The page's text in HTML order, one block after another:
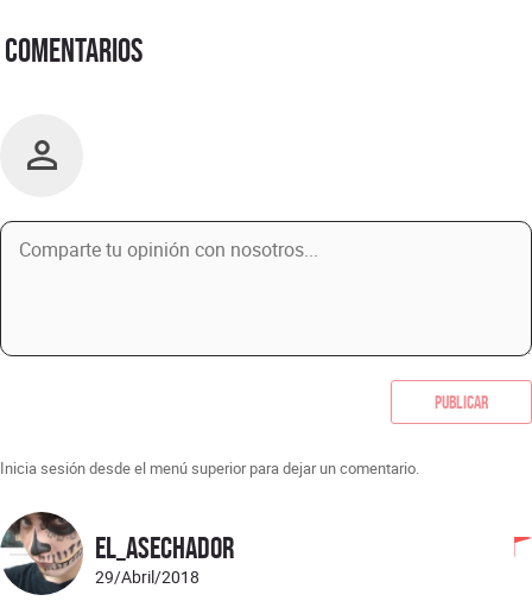
Comentarios
Publicar
Inicia sesión desde el menú superior para dejar un comentario.
EL_ASECHADOR
29/Abril/2018